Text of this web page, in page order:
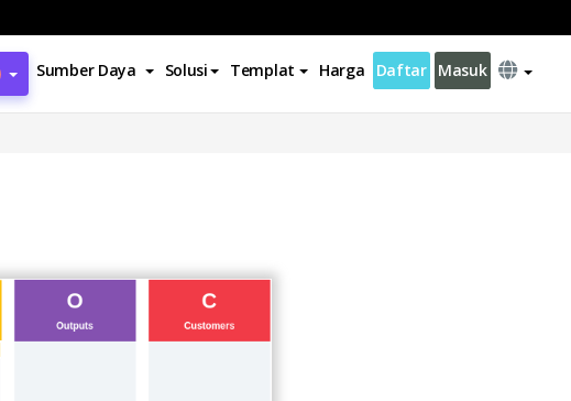
Sumber Daya Solusi Templat Harga Daftar Masuk